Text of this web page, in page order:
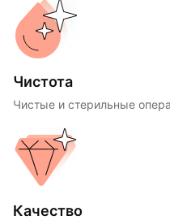
Чистота
Чистые и стерильные
Качество